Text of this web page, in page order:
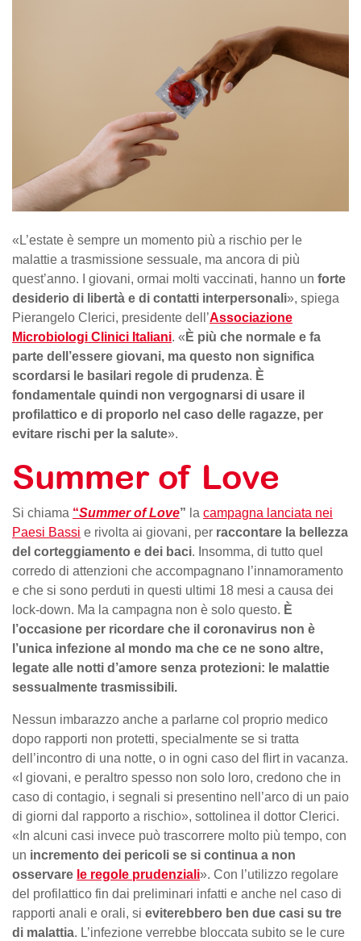
«L’estate è sempre un momento più a rischio per le
malattie a trasmissione sessuale, ma ancora di più
quest’anno. I giovani, ormai molti vaccinati, hanno un forte
desiderio di libertà e di contatti interpersonali», spiega
Pierangelo Clerici, presidente dell’Associazione
Microbiologi Clinici Italiani. « È più che normale e fa
parte dell’essere giovani, ma questo non significa
scordarsi le basilari regole di prudenza. È
fondamentale quindi non vergognarsi di usare il
profilattico e di proporlo nel caso delle ragazze, per
evitare rischi per la salute».
Summer of Love
Si chiama “Summer of Love” la campagna lanciata nei
Paesi Bassi e rivolta ai giovani, per raccontare la bellezza
del corteggiamento e dei baci. Insomma, di tutto quel
corredo di attenzioni che accompagnano l’innamoramento
e che si sono perduti in questi ultimi 18 mesi a causa dei
lock-down. Ma la campagna non è solo questo. È
l’occasione per ricordare che il coronavirus non è
l’unica infezione al mondo ma che ce ne sono altre,
legate alle notti d’amore senza protezioni: le malattie
sessualmente trasmissibili.
Nessun imbarazzo anche a parlarne col proprio medico
dopo rapporti non protetti, specialmente se si tratta
dell’incontro di una notte, o in ogni caso del flirt in vacanza.
«I giovani, e peraltro spesso non solo loro, credono che in
caso di contagio, i segnali si presentino nell’arco di un paio
di giorni dal rapporto a rischio», sottolinea il dottor Clerici.
«In alcuni casi invece può trascorrere molto più tempo, con
un incremento dei pericoli se si continua a non
osservare le regole prudenziali». Con l’utilizzo regolare
del profilattico fin dai preliminari infatti e anche nel caso di
rapporti anali e orali, si eviterebbero ben due casi su tre
di malattia. L’infezione verrebbe bloccata subito se le cure